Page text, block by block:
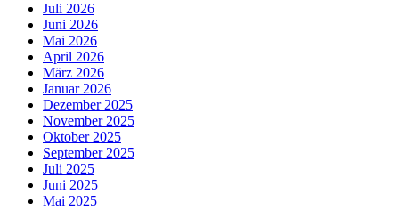
Juli 2026
Juni 2026
Mai 2026
April 2026
März 2026
Januar 2026
Dezember 2025
November 2025
Oktober 2025
September 2025
Juli 2025
Juni 2025
Mai 2025